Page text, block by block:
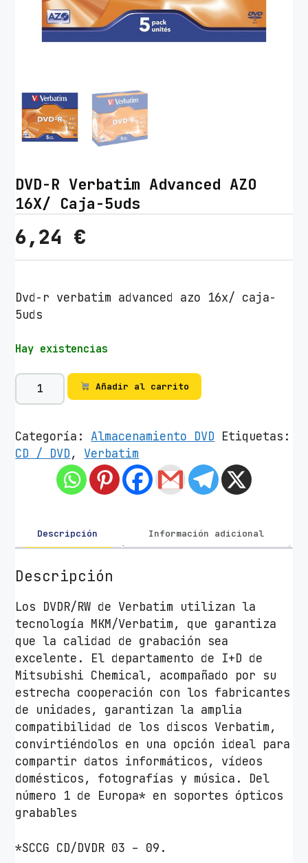
DVD-R Verbatim Advanced AZO
16X/ Caja-5uds
6,24 €
Dvd-r verbatim advanced azo 16x/ caja-
5uds
Hay existencias
D
V
-
R
t
i
A
d
v
a
n
c
e
d
A
Z
O
1
6
/
Añadir al carrito
Categoría: Almacenamiento DVD Etiquetas:
CD / DVD, Verbatim
Descripción Información adicional
Descripción
Los DVDR/RW de Verbatim utilizan la
tecnología MKM/Verbatim, que garantiza
que la calidad de grabación sea
excelente. El departamento de I+D de
Mitsubishi Chemical, acompañado por su
estrecha cooperación con los fabricantes
de unidades, garantizan la amplia
compatibilidad de los discos Verbatim,
convirtiéndolos en una opción ideal para
compartir datos informáticos, vídeos
domésticos, fotografías y música. Del
número 1 de Europa* en soportes ópticos
grabables
*SCCG CD/DVDR 03 – 09.